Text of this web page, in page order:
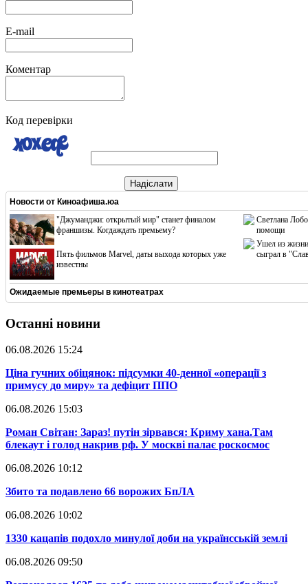
E-mail
Коментар
Код перевірки
Надіслати
Новости от Киноафиша.юа
"Джуманджи: открытый мир" станет финалом
франшизы. Когдаждать премьему?
Пять фильмов Marvel, даты выхода которых уже
известны
Светлана
помощи
Ушел из жизни
сыграл в
Ожидаемые премьеры в кинотеатрах
Останні новини
06.08.2026 15:24
​Ціна гучних обіцянок: підсумки 40-денної «операції з
примусу до миру» та дефіцит ППО
06.08.2026 15:03
​Роман Світан: Зараз! путін зірвався: Криму хана.Там
блекаут і голод накрив рф. У москві палає роскосмос
06.08.2026 10:12
​Збито та подавлено 66 ворожих БпЛА
06.08.2026 10:02
​1330 кацапів подохло минулої доби на українсській землі
06.08.2026 09:50